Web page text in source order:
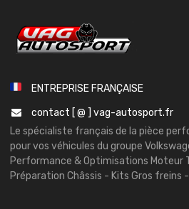
ENTREPRISE FRANÇAISE
contact [ @ ] vag-autosport.fr
Le spécialiste français de la pièce
pour vos véhicules du groupe
Performance & Optimisations Moteur
Préparation Châssis - Kits Gros freins